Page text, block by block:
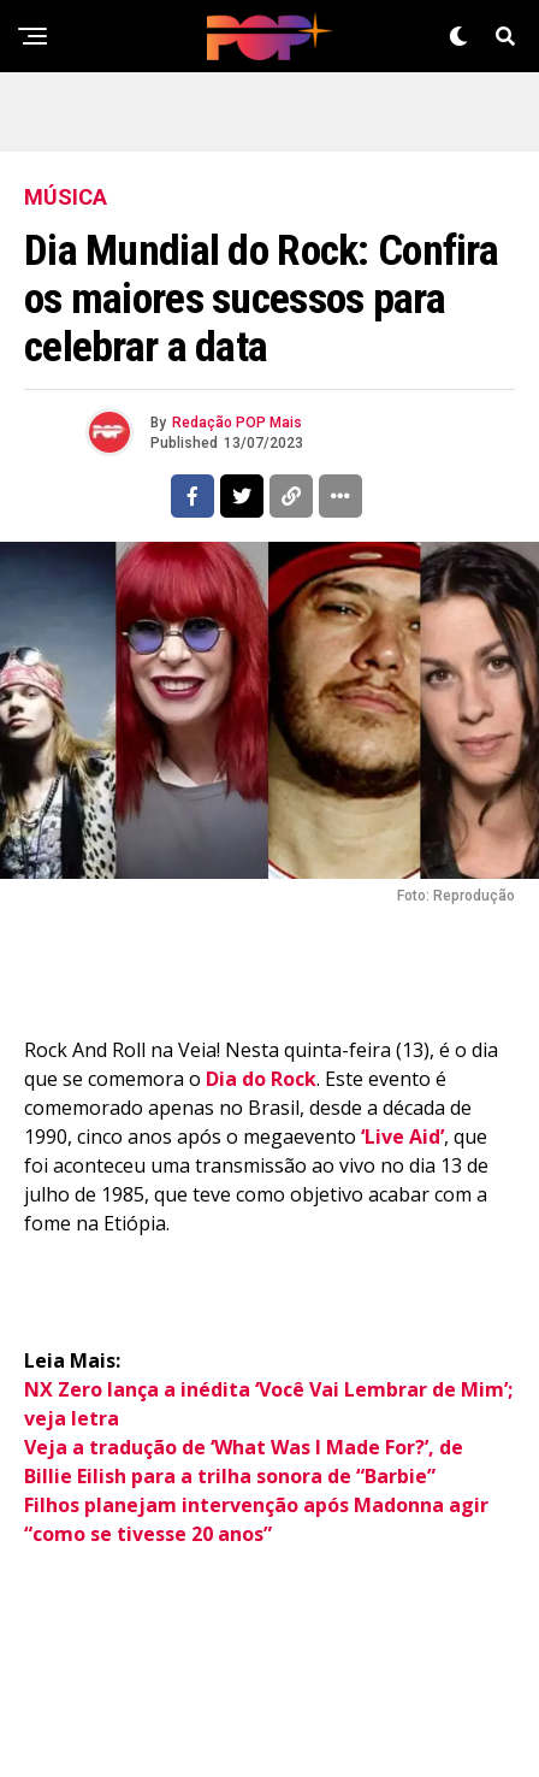
MÚSICA
Dia Mundial do Rock: Confira
os maiores sucessos para
celebrar a data
By Redação POP Mais
Published 13/07/2023
Foto: Reprodução
Rock And Roll na Veia! Nesta quinta-feira (13), é o dia
que se comemora o Dia do Rock. Este evento é
comemorado apenas no Brasil, desde a década de
1990, cinco anos após o megaevento ‘Live Aid’, que
foi aconteceu uma transmissão ao vivo no dia 13 de
julho de 1985, que teve como objetivo acabar com a
fome na Etiópia.
Leia Mais:
NX Zero lança a inédita ‘Você Vai Lembrar de Mim’;
veja letra
Veja a tradução de ‘What Was I Made For?’, de
Billie Eilish para a trilha sonora de “Barbie”
Filhos planejam intervenção após Madonna agir
“como se tivesse 20 anos”